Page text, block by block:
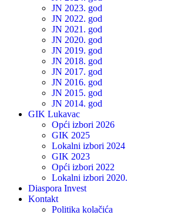
JN 2023. god
JN 2022. god
JN 2021. god
JN 2020. god
JN 2019. god
JN 2018. god
JN 2017. god
JN 2016. god
JN 2015. god
JN 2014. god
GIK Lukavac
Opći izbori 2026
GIK 2025
Lokalni izbori 2024
GIK 2023
Opći izbori 2022
Lokalni izbori 2020.
Diaspora Invest
Kontakt
Politika kolačića